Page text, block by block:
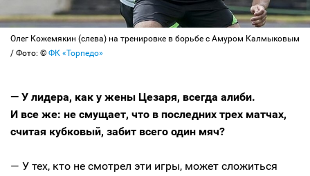
Олег Кожемякин (слева) на тренировке в борьбе с Амуром Калмыковым
/ Фото: © ФК «Торпедо»
— У лидера, как у жены Цезаря, всегда алиби.
И все же: не смущает, что в последних трех матчах,
считая кубковый, забит всего один мяч?
— У тех, кто не смотрел эти игры, может сложиться